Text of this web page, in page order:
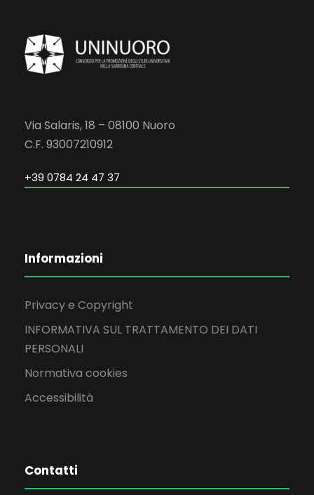
Via Salaris, 18 – 08100 Nuoro
C.F. 93007210912
+39 0784 24 47 37
Informazioni
Privacy e Copyright
INFORMATIVA SUL TRATTAMENTO DEI DATI
PERSONALI
Normativa cookies
Accessibilità
Contatti